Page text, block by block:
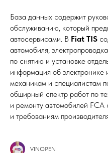
База данных содержит
обслуживанию, который
автосервисами. В Fiat TIS
автомобиля,
по снятию и установке
информация об электронике
механикам и специалистам
обширный спектр работ по
и ремонту автомобилей FCA
и требованиям
VINOPEN